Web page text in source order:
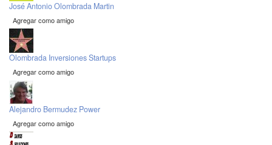
José Antonio Olombrada Martin
Agregar como amigo
Olombrada Inversiones Startups
Agregar como amigo
Alejandro Bermudez Power
Agregar como amigo